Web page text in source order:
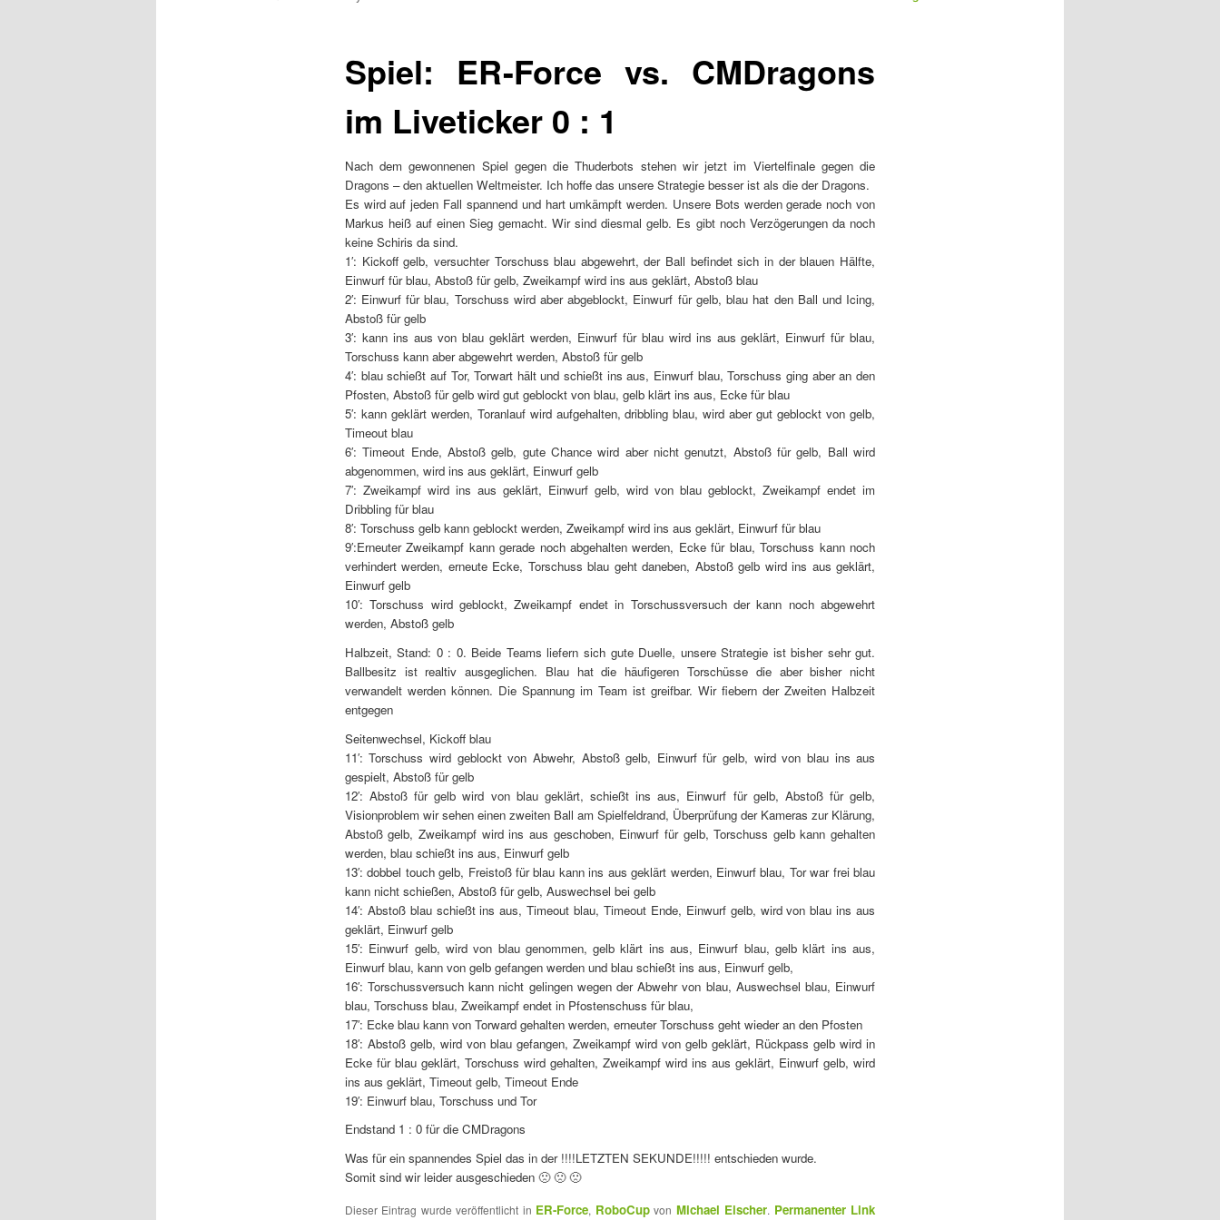
k
e
v
i
g
a
i
n
Spiel: ER-Force vs. CMDragons
im Liveticker 0 : 1
Nach dem gewonnenen Spiel gegen die Thuderbots stehen wir jetzt im Viertelfinale gegen die
Dragons – den aktuellen Weltmeister. Ich hoffe das unsere Strategie besser ist als die der Dragons.
Es wird auf jeden Fall spannend und hart umkämpft werden. Unsere Bots werden gerade noch von
Markus heiß auf einen Sieg gemacht. Wir sind diesmal gelb. Es gibt noch Verzögerungen da noch
keine Schiris da sind.
1′: Kickoff gelb, versuchter Torschuss blau abgewehrt, der Ball befindet sich in der blauen Hälfte,
Einwurf für blau, Abstoß für gelb, Zweikampf wird ins aus geklärt, Abstoß blau
2′: Einwurf für blau, Torschuss wird aber abgeblockt, Einwurf für gelb, blau hat den Ball und Icing,
Abstoß für gelb
3′: kann ins aus von blau geklärt werden, Einwurf für blau wird ins aus geklärt, Einwurf für blau,
Torschuss kann aber abgewehrt werden, Abstoß für gelb
4′: blau schießt auf Tor, Torwart hält und schießt ins aus, Einwurf blau, Torschuss ging aber an den
Pfosten, Abstoß für gelb wird gut geblockt von blau, gelb klärt ins aus, Ecke für blau
5′: kann geklärt werden, Toranlauf wird aufgehalten, dribbling blau, wird aber gut geblockt von gelb,
Timeout blau
6′: Timeout Ende, Abstoß gelb, gute Chance wird aber nicht genutzt, Abstoß für gelb, Ball wird
abgenommen, wird ins aus geklärt, Einwurf gelb
7′: Zweikampf wird ins aus geklärt, Einwurf gelb, wird von blau geblockt, Zweikampf endet im
Dribbling für blau
8′: Torschuss gelb kann geblockt werden, Zweikampf wird ins aus geklärt, Einwurf für blau
9′:Erneuter Zweikampf kann gerade noch abgehalten werden, Ecke für blau, Torschuss kann noch
verhindert werden, erneute Ecke, Torschuss blau geht daneben, Abstoß gelb wird ins aus geklärt,
Einwurf gelb
10′: Torschuss wird geblockt, Zweikampf endet in Torschussversuch der kann noch abgewehrt
werden, Abstoß gelb
Halbzeit, Stand: 0 : 0. Beide Teams liefern sich gute Duelle, unsere Strategie ist bisher sehr gut.
Ballbesitz ist realtiv ausgeglichen. Blau hat die häufigeren Torschüsse die aber bisher nicht
verwandelt werden können. Die Spannung im Team ist greifbar. Wir fiebern der Zweiten Halbzeit
entgegen
Seitenwechsel, Kickoff blau
11′: Torschuss wird geblockt von Abwehr, Abstoß gelb, Einwurf für gelb, wird von blau ins aus
gespielt, Abstoß für gelb
12′: Abstoß für gelb wird von blau geklärt, schießt ins aus, Einwurf für gelb, Abstoß für gelb,
Visionproblem wir sehen einen zweiten Ball am Spielfeldrand, Überprüfung der Kameras zur Klärung,
Abstoß gelb, Zweikampf wird ins aus geschoben, Einwurf für gelb, Torschuss gelb kann gehalten
werden, blau schießt ins aus, Einwurf gelb
13′: dobbel touch gelb, Freistoß für blau kann ins aus geklärt werden, Einwurf blau, Tor war frei blau
kann nicht schießen, Abstoß für gelb, Auswechsel bei gelb
14′: Abstoß blau schießt ins aus, Timeout blau, Timeout Ende, Einwurf gelb, wird von blau ins aus
geklärt, Einwurf gelb
15′: Einwurf gelb, wird von blau genommen, gelb klärt ins aus, Einwurf blau, gelb klärt ins aus,
Einwurf blau, kann von gelb gefangen werden und blau schießt ins aus, Einwurf gelb,
16′: Torschussversuch kann nicht gelingen wegen der Abwehr von blau, Auswechsel blau, Einwurf
blau, Torschuss blau, Zweikampf endet in Pfostenschuss für blau,
17′: Ecke blau kann von Torward gehalten werden, erneuter Torschuss geht wieder an den Pfosten
18′: Abstoß gelb, wird von blau gefangen, Zweikampf wird von gelb geklärt, Rückpass gelb wird in
Ecke für blau geklärt, Torschuss wird gehalten, Zweikampf wird ins aus geklärt, Einwurf gelb, wird
ins aus geklärt, Timeout gelb, Timeout Ende
19′: Einwurf blau, Torschuss und Tor
Endstand 1 : 0 für die CMDragons
Was für ein spannendes Spiel das in der !!!!LETZTEN SEKUNDE!!!!! entschieden wurde.
Somit sind wir leider ausgeschieden 🙁 🙁 🙁
Dieser Eintrag wurde veröffentlicht in ER-Force, RoboCupvon Michael Eischer. Permanenter Link